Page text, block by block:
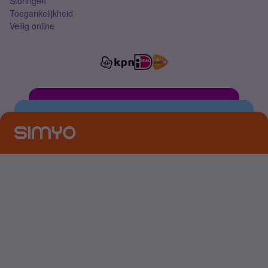
Toegankelijkheid
Veilig online